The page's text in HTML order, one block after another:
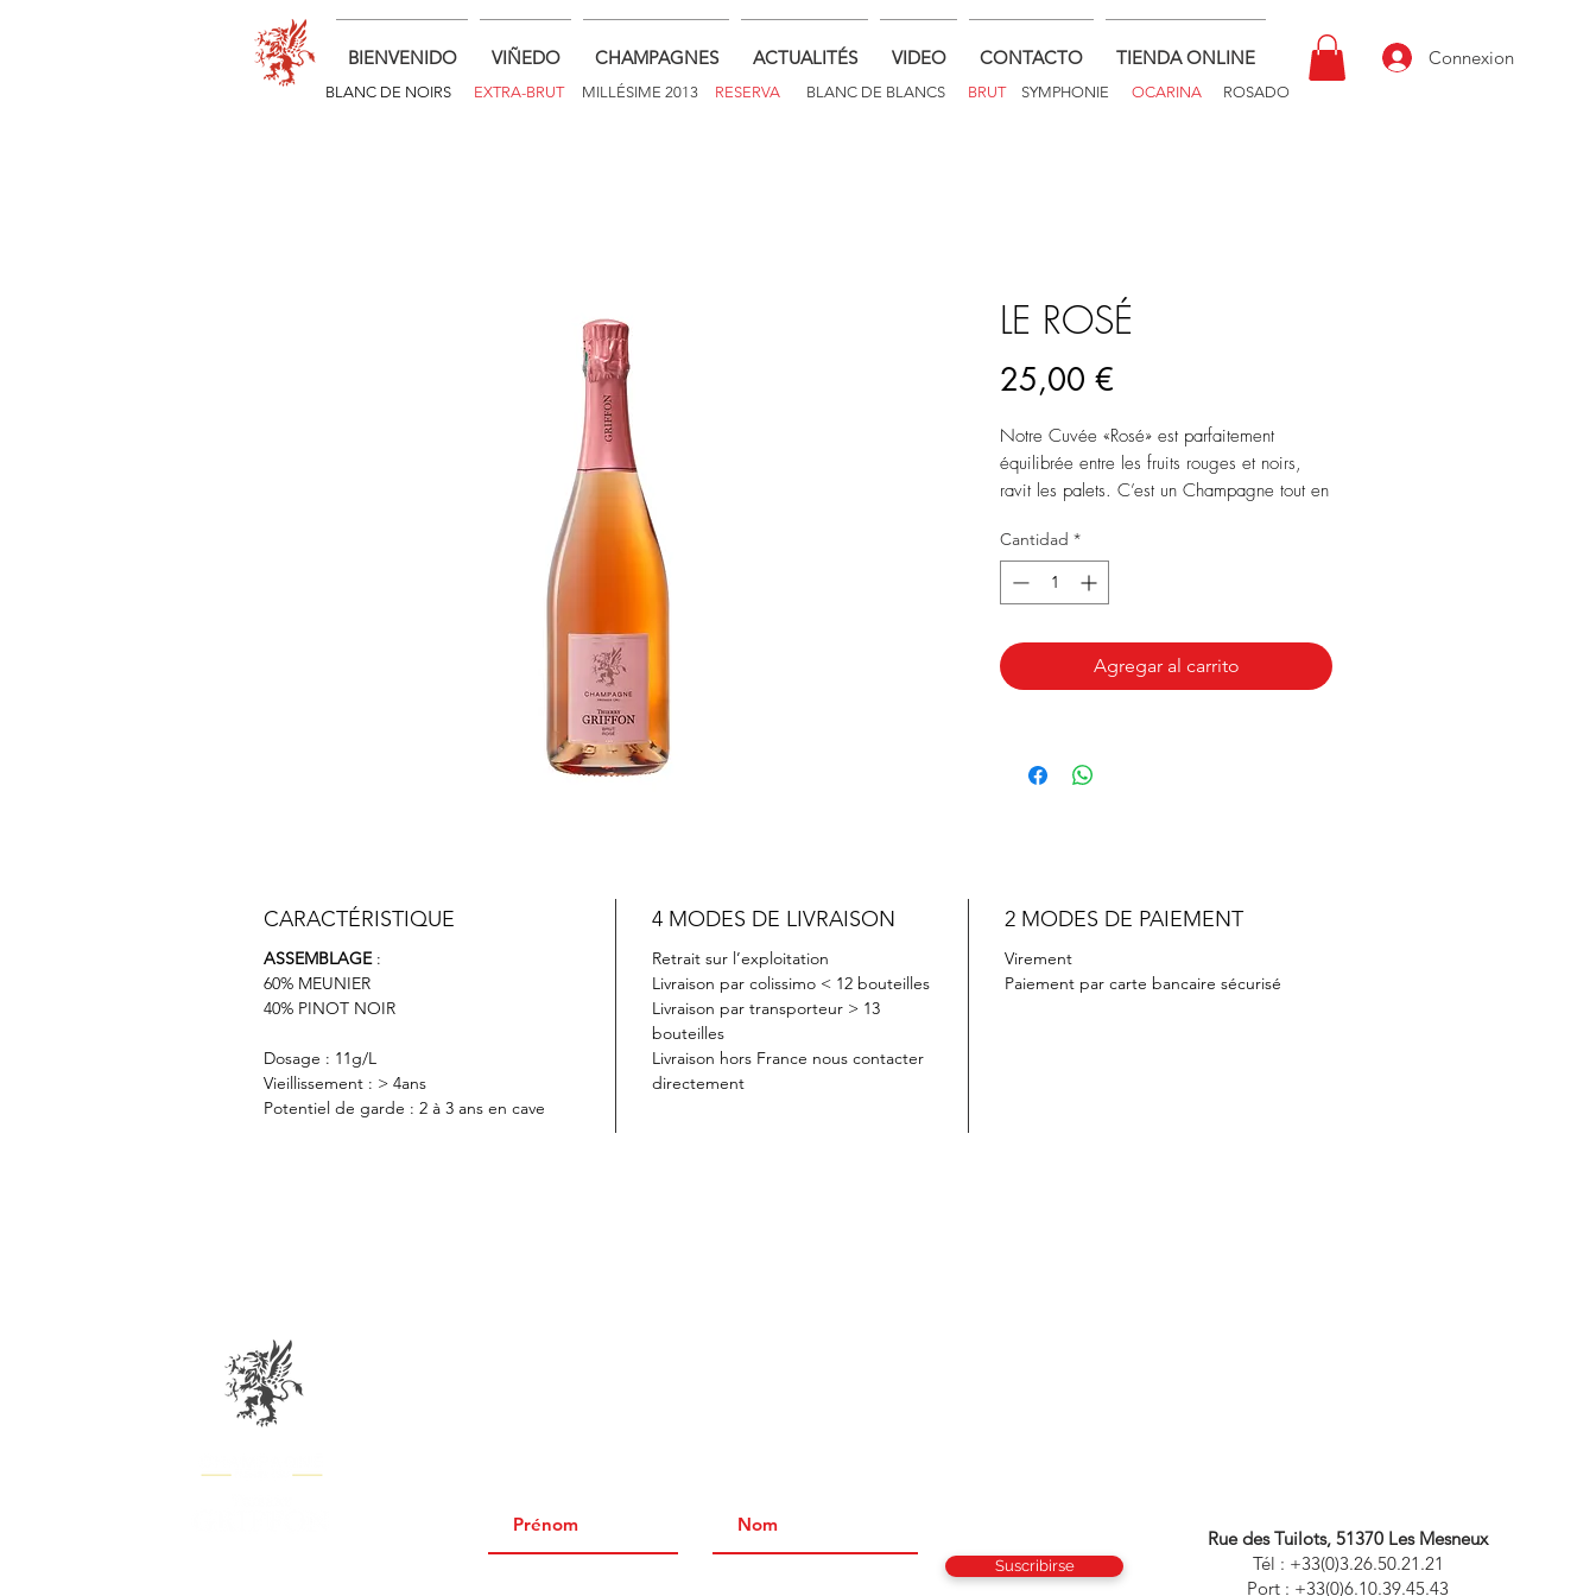
BIENVENIDO VIÑEDO CHAMPAGNES ACTUALITÉS VIDEO CONTACTO TIENDA ONLINE
BLANC DE NOIRS EXTRA-BRUT MILLÉSIME 2013 RESERVA BLANC DE BLANCS BRUT SYMPHONIE OCARINA ROSADO
Connexion
LE ROSÉ
25,00 €
Notre Cuvée «Rosé» est parfaitement
équilibrée entre les fruits rouges et noirs,
ravit les palets. C’est un Champagne tout en
desserts à base de fruits rouges ou de
chocolat.
Cantidad *
Agregar al carrito
CARACTÉRISTIQUE
ASSEMBLAGE:
60% MEUNIER
40% PINOT NOIR
Dosage : 11g/L
Vieillissement : > 4ans
Potentiel de garde : 2 à 3 ans en cave
4 MODES DE LIVRAISON
Retrait sur l’exploitation
Livraison par colissimo < 12 bouteilles
Livraison par transporteur > 13
bouteilles
Livraison hors France nous contacter
directement
2 MODES DE PAIEMENT
Virement
Paiement par carte bancaire sécurisé
Suscribirse
Rue des Tuilots, 51370 Les Mesneux
Tél : +33(0)3.26.50.21.21
Port : +33(0)6.10.39.45.43